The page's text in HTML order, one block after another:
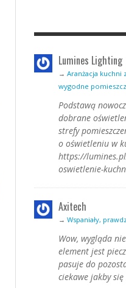
Lumines Lighting
→ Aranżacja kuchni
wygodne
Podstawą
dobrane
strefy
o oświetleniu w
https://
oswietlenie-
Axitech
→ Wspaniały,
Wow, wygląda
element jest
pasuje do
ciekawe jakby